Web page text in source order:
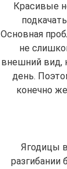
Красивые
Основная
не
внешний вид,
день.
конечно
Ягодицы
разгибании